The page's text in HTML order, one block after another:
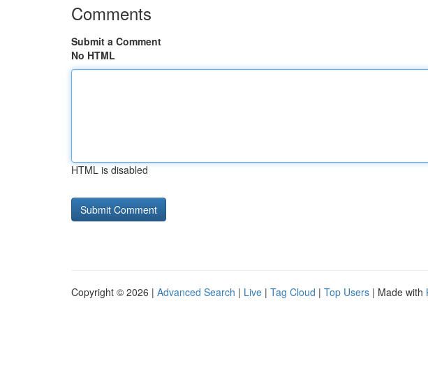
Comments
Submit a Comment
No HTML
HTML is disabled
Copyright © 2026 | Advanced Search | Live | Tag Cloud | Top Users | Made with